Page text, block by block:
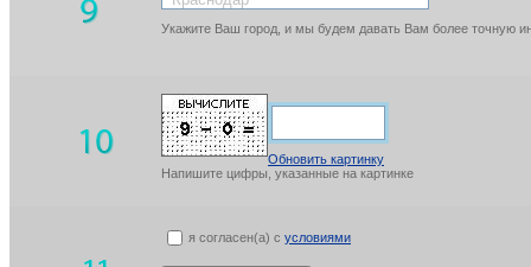
Укажите Ваш город, и мы будем давать Вам более точную
Обновить картинку
Напишите цифры, указанные на картинке
я согласен(а) с условиями